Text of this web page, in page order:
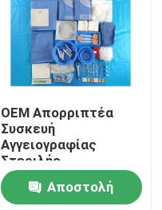
OEM Απορριπτέα
Συσκευή
Αγγειογραφίας
Στεριλής
Κάρδιοαγγειακής
Χειρουργικής
Αποστολή